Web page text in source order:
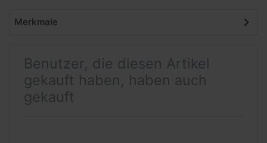
Merkmale
Benutzer, die diesen Artikel
gekauft haben, haben auch
gekauft